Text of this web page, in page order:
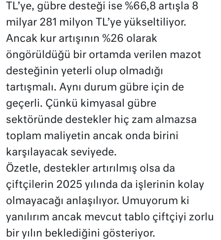
TL’ye, gübre desteği ise %66,8 artışla 8
milyar 281 milyon TL’ye yükseltiliyor.
Ancak kur artışının %26 olarak
öngörüldüğü bir ortamda verilen mazot
desteğinin yeterli olup olmadığı
tartışmalı. Aynı durum gübre için de
geçerli. Çünkü kimyasal gübre
sektöründe destekler hiç zam almazsa
toplam maliyetin ancak onda birini
karşılayacak seviyede.
Özetle, destekler artırılmış olsa da
çiftçilerin 2025 yılında da işlerinin kolay
olmayacağı anlaşılıyor. Umuyorum ki
yanılırım ancak mevcut tablo çiftçiyi zorlu
bir yılın beklediğini gösteriyor.